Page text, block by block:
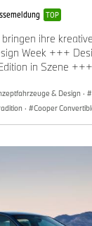
TOP
ihre
Week +++
in Szene +++
& Design ·
· Cooper